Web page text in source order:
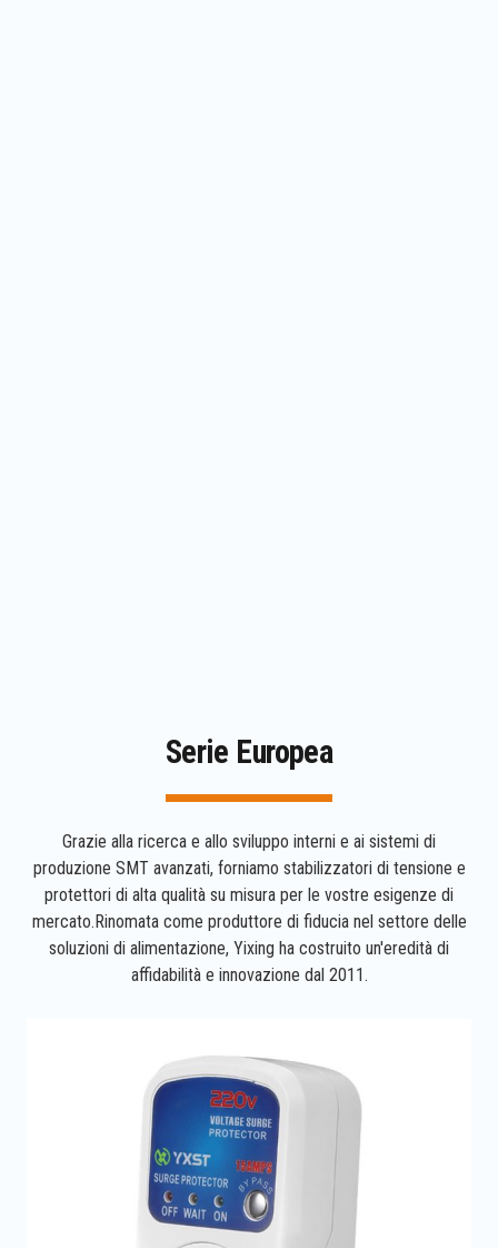
Serie Europea
Grazie alla ricerca e allo sviluppo interni e ai sistemi di
produzione SMT avanzati, forniamo stabilizzatori di tensione e
protettori di alta qualità su misura per le vostre esigenze di
mercato.Rinomata come produttore di fiducia nel settore delle
soluzioni di alimentazione, Yixing ha costruito un'eredità di
affidabilità e innovazione dal 2011.